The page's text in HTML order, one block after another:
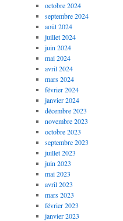
octobre 2024
septembre 2024
août 2024
juillet 2024
juin 2024
mai 2024
avril 2024
mars 2024
février 2024
janvier 2024
décembre 2023
novembre 2023
octobre 2023
septembre 2023
juillet 2023
juin 2023
mai 2023
avril 2023
mars 2023
février 2023
janvier 2023